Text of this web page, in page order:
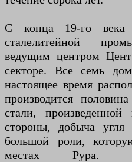
С конца 19-го века
сталелитейной
ведущим центром
секторе. Все семь
настоящее время
производится
стали,
стороны, добыча угля
большой роли,
местах Рура.